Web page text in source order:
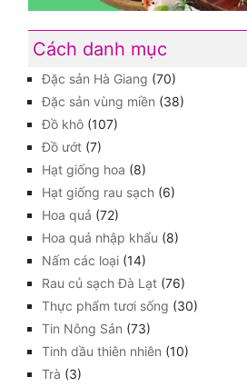
Cách danh mục
Đặc sản Hà Giang (70)
Đặc sản vùng miền (38)
Đồ khô (107)
Đồ ướt (7)
Hạt giống hoa (8)
Hạt giống rau sạch (6)
Hoa quả (72)
Hoa quả nhập khẩu (8)
Nấm các loại (14)
Rau củ sạch Đà Lạt (76)
Thực phẩm tươi sống (30)
Tin Nông Sản (73)
Tinh dầu thiên nhiên (10)
Trà (3)